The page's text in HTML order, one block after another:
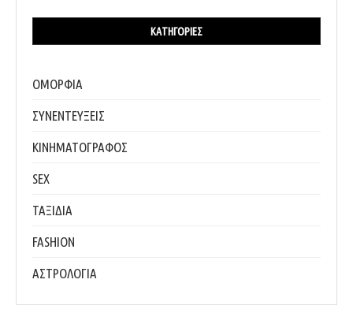
ΚΑΤΗΓΟΡΊΕΣ
ΟΜΟΡΦΙΑ
ΣΥΝΕΝΤΕΥΞΕΙΣ
ΚΙΝΗΜΑΤΟΓΡΑΦΟΣ
SEX
ΤΑΞΙΔΙΑ
FASHION
ΑΣΤΡΟΛΟΓΙΑ